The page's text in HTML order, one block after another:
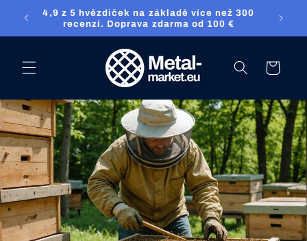
Přejděte přímo
na obsah
4,9 z 5 hvězdiček na základě více než 300
recenzí. Doprava zdarma od 100 €
nákupní
košík